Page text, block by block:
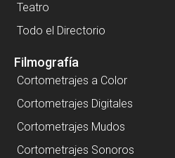
Teatro
Todo el Directorio
Filmografía
Cortometrajes a Color
Cortometrajes Digitales
Cortometrajes Mudos
Cortometrajes Sonoros